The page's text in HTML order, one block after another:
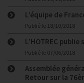
L’équipe de
Publié le 18/10/2018
L’HOTREC
Publié le 07/06/2018
Assemblée
Retour sur la